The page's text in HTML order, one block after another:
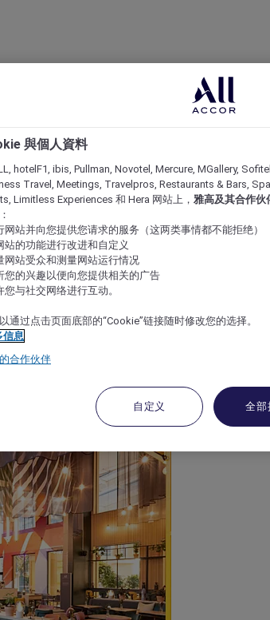
與個人資料
hotelF1, ibis, Pullman, Novotel, Mercure, MGallery,
Travel, Meetings, Travelpros, Restaurants & Bars,
Limitless Experiences 和 Hera 网站上， 雅高及其合作伙
网站并向您提供您请求的服务（这两类事情都不能拒绝）
站的功能进行改进和自定义
网站受众和测量网站运行情况
您的兴趣以便向您提供相关的广告
您与社交网络进行互动。
通过点击页面底部的“Cookie”链接随时修改您的选择。
信息
合作伙伴
自定义 全部